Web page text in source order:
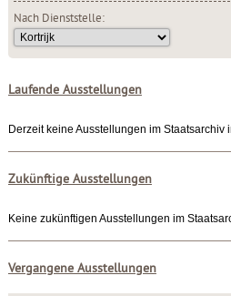
Nach Dienststelle:
Laufende Ausstellungen
Derzeit keine Ausstellungen im Staatsarchiv
Zukünftige Ausstellungen
Keine zukünftigen Ausstellungen im
Vergangene Ausstellungen